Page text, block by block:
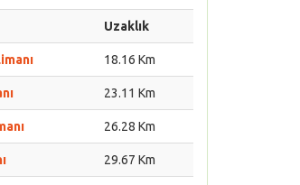
Uzaklık
18.16 Km
23.11 Km
26.28 Km
29.67 Km